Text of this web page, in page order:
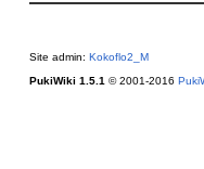
Site admin: Kokoflo2_M
PukiWiki 1.5.1© 2001-2016